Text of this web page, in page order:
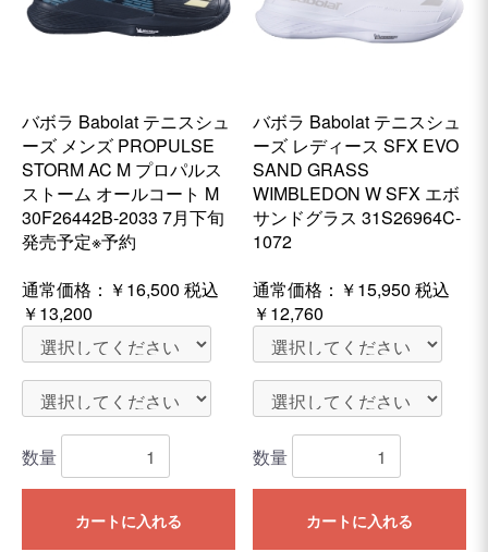
バボラ Babolat テニスシュ
ーズ メンズ PROPULSE
STORM AC M プロパルス
ストーム オールコート M
30F26442B-2033 7月下旬
発売予定※予約
通常価格： ￥16,500 税込
￥13,200
数量
カートに入れる
バボラ Babolat テニスシュ
ーズ レディース SFX EVO
SAND GRASS
WIMBLEDON W SFX エボ
サンドグラス 31S26964C-
1072
通常価格： ￥15,950 税込
￥12,760
数量
カートに入れる